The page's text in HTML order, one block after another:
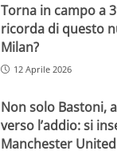
Torna in campo a
ricorda di questo
Milan?
12 Aprile 2026
Non solo Bastoni,
verso l’addio: si
Manchester United